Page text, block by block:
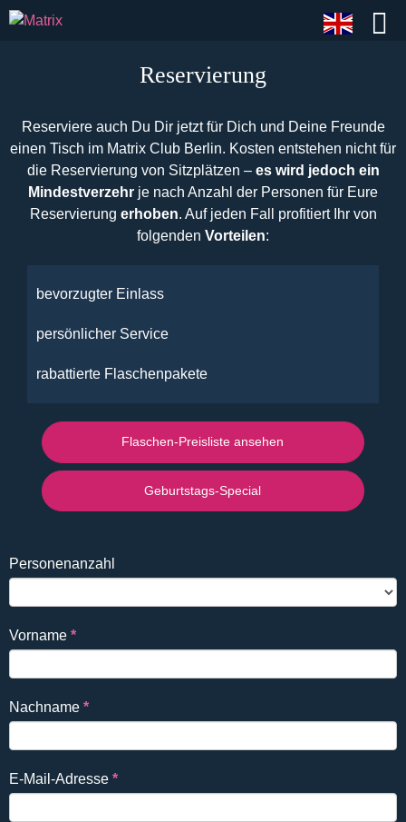
Reservierung
Reserviere auch Du Dir jetzt für Dich und Deine Freunde
einen Tisch im Matrix Club Berlin. Kosten entstehen nicht für
die Reservierung von Sitzplätzen – es wird jedoch ein
Mindestverzehr je nach Anzahl der Personen für Eure
Reservierung erhoben. Auf jeden Fall profitiert Ihr von
folgenden Vorteilen:
bevorzugter Einlass
persönlicher Service
rabattierte Flaschenpakete
Flaschen-Preisliste ansehen
Geburtstags-Special
Reservierung
DE
Falls
Du
ein
Mensch
bist,
Feld
Personenanzahl
Vorname *
Nachname *
E-Mail-Adresse *